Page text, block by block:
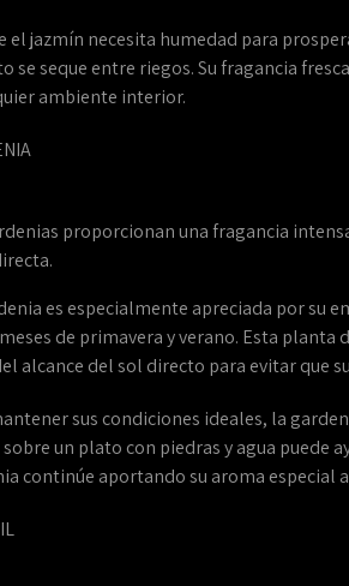
el jazmín necesita humedad para
se seque entre riegos. Su fragancia
ambiente interior.
proporcionan una fragancia
es especialmente apreciada por su
de primavera y verano. Esta
alcance del sol directo para evitar que
sus condiciones ideales, la
un plato con piedras y agua puede
continúe aportando su aroma especial